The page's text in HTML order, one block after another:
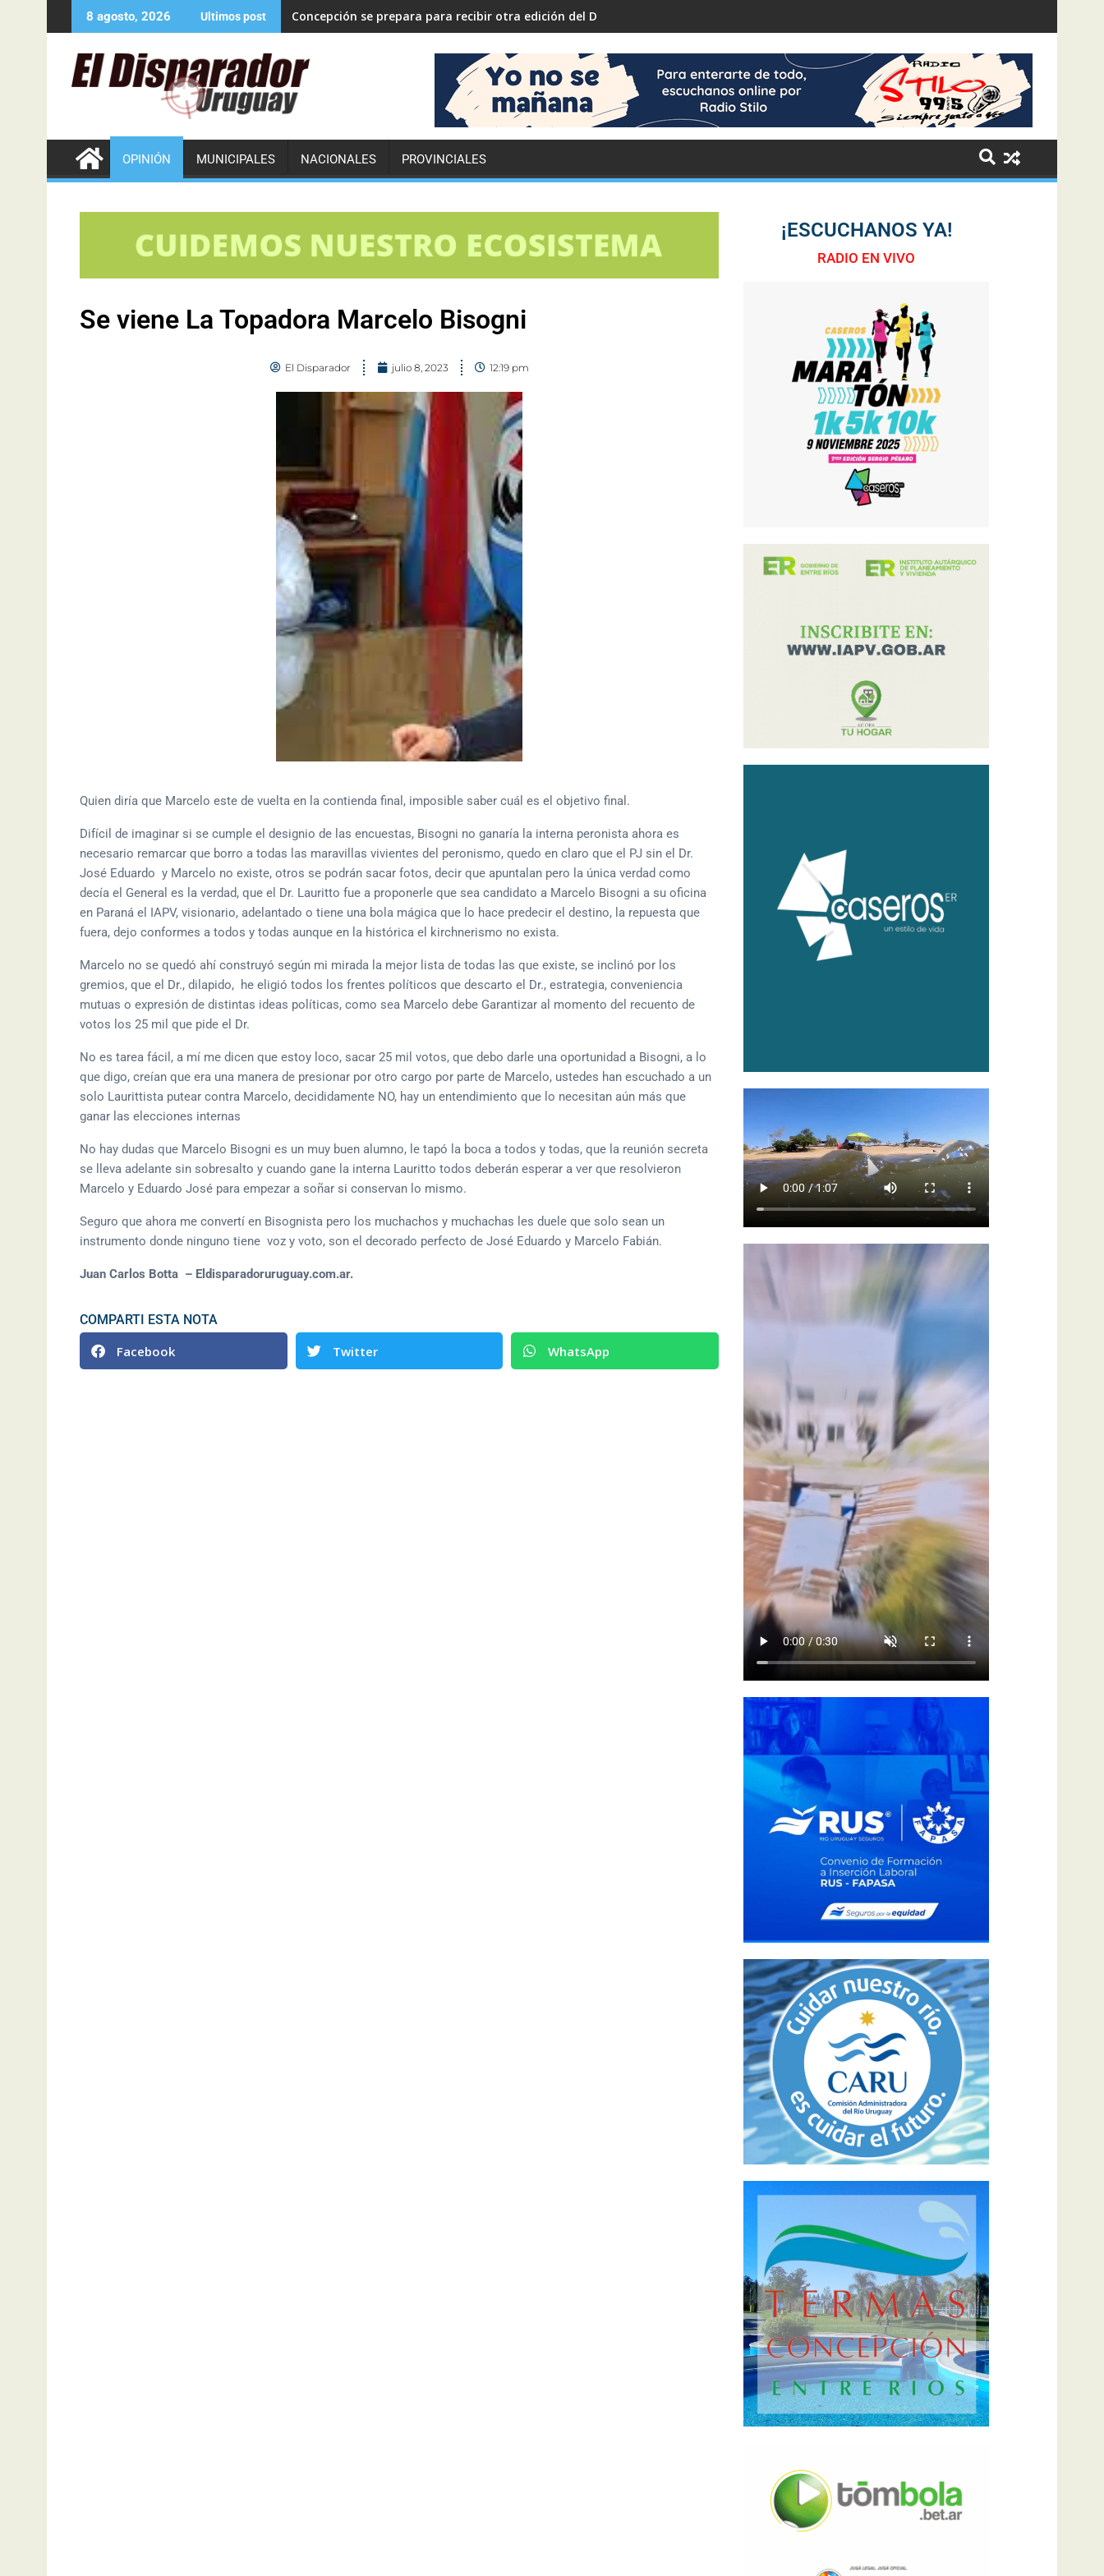
8 agosto, 2026 Ultimos post Concepción se prepara para recibir otra edición del Desafío ECO YPF
OPINIÓN MUNICIPALES NACIONALES PROVINCIALES
Se viene La Topadora Marcelo Bisogni
El Disparador julio 8, 2023 12:19 pm
Quien diría que Marcelo este de vuelta en la contienda final, imposible saber cuál es el objetivo final.
Difícil de imaginar si se cumple el designio de las encuestas, Bisogni no ganaría la interna peronista ahora es
necesario remarcar que borro a todas las maravillas vivientes del peronismo, quedo en claro que el PJ sin el Dr.
José Eduardo y Marcelo no existe, otros se podrán sacar fotos, decir que apuntalan pero la única verdad como
decía el General es la verdad, que el Dr. Lauritto fue a proponerle que sea candidato a Marcelo Bisogni a su oficina
en Paraná el IAPV, visionario, adelantado o tiene una bola mágica que lo hace predecir el destino, la repuesta que
fuera, dejo conformes a todos y todas aunque en la histórica el kirchnerismo no exista.
Marcelo no se quedó ahí construyó según mi mirada la mejor lista de todas las que existe, se inclinó por los
gremios, que el Dr., dilapido, he eligió todos los frentes políticos que descarto el Dr., estrategia, conveniencia
mutuas o expresión de distintas ideas políticas, como sea Marcelo debe Garantizar al momento del recuento de
votos los 25 mil que pide el Dr.
No es tarea fácil, a mí me dicen que estoy loco, sacar 25 mil votos, que debo darle una oportunidad a Bisogni, a lo
que digo, creían que era una manera de presionar por otro cargo por parte de Marcelo, ustedes han escuchado a un
solo Laurittista putear contra Marcelo, decididamente NO, hay un entendimiento que lo necesitan aún más que
ganar las elecciones internas
No hay dudas que Marcelo Bisogni es un muy buen alumno, le tapó la boca a todos y todas, que la reunión secreta
se lleva adelante sin sobresalto y cuando gane la interna Lauritto todos deberán esperar a ver que resolvieron
Marcelo y Eduardo José para empezar a soñar si conservan lo mismo.
Seguro que ahora me convertí en Bisognista pero los muchachos y muchachas les duele que solo sean un
instrumento donde ninguno tiene voz y voto, son el decorado perfecto de José Eduardo y Marcelo Fabián.
Juan Carlos Botta – Eldisparadoruruguay.com.ar.
COMPARTI ESTA NOTA
Facebook Twitter WhatsApp
¡ESCUCHANOS YA!
RADIO EN VIVO